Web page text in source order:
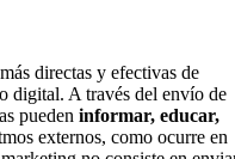
directas y efectivas de
digital. A través del envío de
pueden informar, educar,
externos, como ocurre en